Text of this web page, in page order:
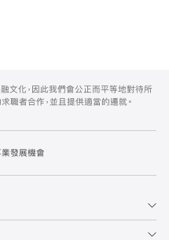
文化，因此我們會公正而平等地對待所
職者合作，並且提供適當的遷就。
發展機會